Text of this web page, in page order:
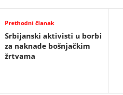
Prethodni članak
Srbijanski aktivisti u borbi
za naknade bošnjačkim
žrtvama